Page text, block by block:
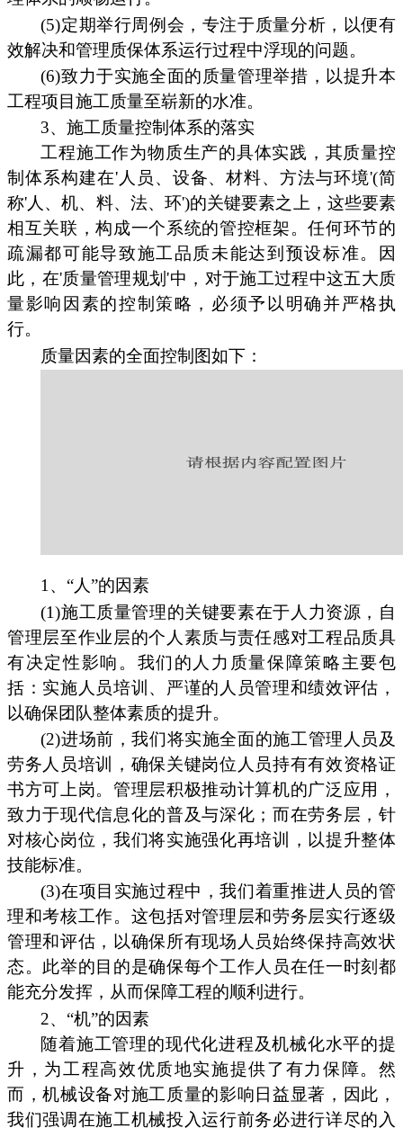
(5)定期举行周例会，专注于质量分析，以便有
效解决和管理质保体系运行过程中浮现的问题。
(6)致力于实施全面的质量管理举措，以提升本
工程项目施工质量至崭新的水准。
3、施工质量控制体系的落实
工程施工作为物质生产的具体实践，其质量控
制体系构建在'人员、设备、材料、方法与环境'(简
称'人、机、料、法、环')的关键要素之上，这些要素
相互关联，构成一个系统的管控框架。任何环节的
疏漏都可能导致施工品质未能达到预设标准。因
此，在'质量管理规划'中，对于施工过程中这五大质
量影响因素的控制策略，必须予以明确并严格执
行。
质量因素的全面控制图如下：
1、“人”的因素
(1)施工质量管理的关键要素在于人力资源，自
管理层至作业层的个人素质与责任感对工程品质具
有决定性影响。我们的人力质量保障策略主要包
括：实施人员培训、严谨的人员管理和绩效评估，
以确保团队整体素质的提升。
(2)进场前，我们将实施全面的施工管理人员及
劳务人员培训，确保关键岗位人员持有有效资格证
书方可上岗。管理层积极推动计算机的广泛应用，
致力于现代信息化的普及与深化；而在劳务层，针
对核心岗位，我们将实施强化再培训，以提升整体
技能标准。
(3)在项目实施过程中，我们着重推进人员的管
理和考核工作。这包括对管理层和劳务层实行逐级
管理和评估，以确保所有现场人员始终保持高效状
态。此举的目的是确保每个工作人员在任一时刻都
能充分发挥，从而保障工程的顺利进行。
2、“机”的因素
随着施工管理的现代化进程及机械化水平的提
升，为工程高效优质地实施提供了有力保障。然
而，机械设备对施工质量的影响日益显著，因此，
我们强调在施工机械投入运行前务必进行详尽的入